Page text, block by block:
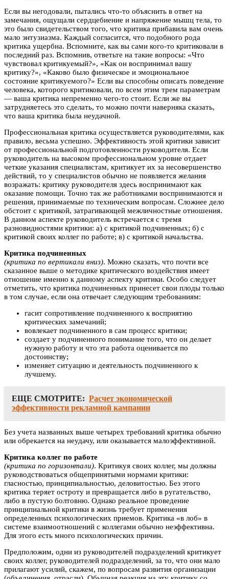
Если вы негодовали, пытались что-то объяснить в ответ на
замечания, ощущали сердцебиение и напряжение мышц тела, то
это было свидетельством того, что критика прибавила вам очень
мало энтузиазма. Каждый согласится, что подобного рода
критика ущербна. Вспомните, как вы сами кого-то критиковали в
последний раз. Вспомнив, ответьте на такие вопросы: «Что
чувствовал критикуемый?», «Как он воспринимал вашу
критику?», «Каково было физическое и эмоциональное
состояние критикуемого?» Если вы способны описать поведение
человека, которого критиковали, по всем этим трем параметрам
— ваша критика непременно чего-то стоит. Если же вы
затрудняетесь это сделать, то можно почти наверняка сказать,
что ваша критика была неудачной.
Профессиональная критика осуществляется руководителями, как
правило, весьма успешно. Эффективность этой критики зависит
от профессиональной подготовленности руководителя. Если
руководитель на высоком профессиональном уровне отдает
четкие указания специалистам, критикует их за несовершенство
действий, то у специалистов обычно не появляется желания
возражать: критику руководителя здесь воспринимают как
оказание помощи. Точно так же работниками воспринимаются и
решения, принимаемые по техническим вопросам. Сложнее дело
обстоит с критикой, затрагивающей межличностные отношения.
В данном аспекте руководитель встречается с тремя
разновидностями критики: а) с критикой подчиненных; б) с
критикой своих коллег по работе; в) с критикой начальства.
Критика подчиненных
(критика по вертикали вниз). Можно сказать, что почти все
сказанное выше о методике критического воздействия имеет
отношение именно к данному аспекту критики. Особо следует
отметить, что критика подчиненных принесет свои плоды только
в том случае, если она отвечает следующим требованиям:
гасит сопротивление подчиненного к восприятию
критических замечаний;
вовлекает подчиненного в сам процесс критики;
создает у подчиненного понимание того, что он делает
нужную работу и что эта работа оценивается по
достоинству;
изменяет ситуацию и деятельность подчиненного к
лучшему.
ЕЩЕ СМОТРИТЕ: Расчет экономической
эффективности рекламной кампании
Без учета названных выше четырех требований критика обычно
или обрекается на неудачу, или оказывается малоэффективной.
Критика коллег по работе
(критика по горизонтали). Критикуя своих коллег, мы должны
руководствоваться общепринятыми нормами критики:
гласностью, принципиальностью, деловитостью. Без этого
критика теряет остроту и превращается либо в ругательство,
либо в пустую болтовню. Однако реальное проведение
принципиальной критики в жизнь требует применения
определенных психологических приемов. Критика «в лоб» в
системе взаимоотношений с коллегами обычно неэффективна.
Для этого есть много психологических причин.
Предположим, одни из руководителей подразделений критикует
своих коллег, руководителей подразделений, за то, что они мало
прилагают усилий, скажем, по вопросам развития организации